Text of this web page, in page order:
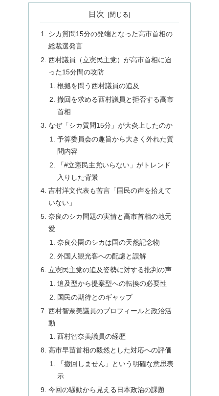
目次
シカ質問15分の発端となった高市首相の
総裁選発言
西村議員（立憲民主党）が高市首相に迫
った15分間の攻防
根拠を問う西村議員の追及
撤回を求める西村議員と拒否する高市
首相
なぜ「シカ質問15分」が大炎上したのか
予算委員会の趣旨から大きく外れた質
問内容
「#立憲民主党いらない」がトレンド
入りした背景
吉村洋文代表も苦言「国民の声を拾えて
いない」
奈良のシカ問題の実情と高市首相の地元
愛
奈良公園のシカは国の天然記念物
外国人観光客への配慮と誤解
立憲民主党の追及姿勢に対する批判の声
追及型から提案型への転換の必要性
国民の期待とのギャップ
西村智奈美議員のプロフィールと政治活
動
西村智奈美議員の経歴
高市早苗首相の毅然とした対応への評価
「撤回しません」という明確な意思表
示
今回の騒動から見える日本政治の課題